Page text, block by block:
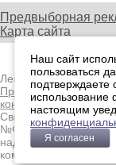
Предвыборная
Карта сайта
Ленобласти и
Правила
конфиденциальности.
Свидетельство о
№ФС77-91046,
надзору в сфере
коммуникаций
Наш сайт
пользоваться
подтверждаете
использование
настоящим
Я согласен